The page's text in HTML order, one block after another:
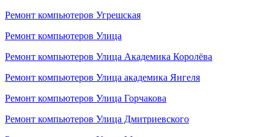
Ремонт компьютеров Угрешская
Ремонт компьютеров Улица
Ремонт компьютеров Улица Академика Королёва
Ремонт компьютеров Улица академика Янгеля
Ремонт компьютеров Улица Горчакова
Ремонт компьютеров Улица Дмитриевского